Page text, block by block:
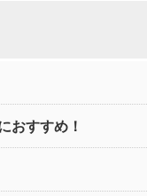
おすすめ！